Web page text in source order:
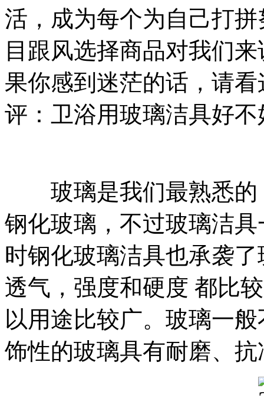
活，成为每个为自己打
目跟风选择商品对我们
果你感到迷茫的话，请
评：卫浴用玻璃洁具好不
玻璃是我们最熟悉的
钢化玻璃，不过玻璃洁
时钢化玻璃洁具也承袭
透气，强度和硬度 都比
以用途比较广。玻璃一
饰性的玻璃具有耐磨、